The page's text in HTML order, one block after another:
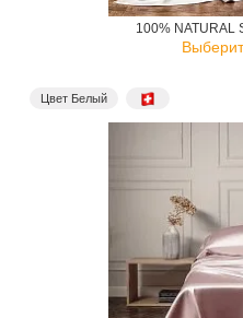
100% NATURAL
Цвет Белый